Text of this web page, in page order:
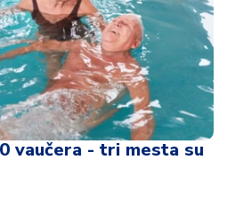
vaučera - tri mesta su